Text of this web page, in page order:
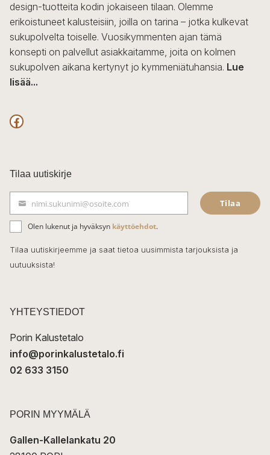
design-tuotteita kodin jokaiseen tilaan. Olemme
erikoistuneet kalusteisiin, joilla on tarina – jotka kulkevat
sukupolvelta toiselle. Vuosikymmenten ajan tämä
konsepti on palvellut asiakkaitamme, joita on kolmen
sukupolven aikana kertynyt jo kymmeniätuhansia. Lue
lisää...
F
c
e
b
o
o
k
Tilaa uutiskirje
ä
h
k
t
nimi.sukunimi@osoite.com Tilaa
Olen lukenut ja hyväksyn käyttöehdot.
Tilaa uutiskirjeemme ja saat tietoa uusimmista tarjouksista ja
uutuuksista!
YHTEYSTIEDOT
Porin Kalustetalo
info@porinkalustetalo.fi
02 633 3150
PORIN MYYMÄLÄ
Gallen-Kallelankatu 20